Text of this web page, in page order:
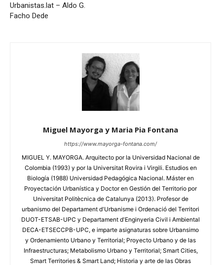
Urbanistas.lat – Aldo G.
Facho Dede
Miguel Mayorga y Maria Pia Fontana
https://www.mayorga-fontana.com/
MIGUEL Y. MAYORGA. Arquitecto por la Universidad Nacional de
Colombia (1993) y por la Universitat Rovira i Virgili. Estudios en
Biología (1988) Universidad Pedagógica Nacional. Máster en
Proyectación Urbanística y Doctor en Gestión del Territorio por
Universitat Politècnica de Catalunya (2013). Profesor de
urbanismo del Departament d'Urbanisme i Ordenació del Territori
DUOT-ETSAB-UPC y Departament d'Enginyeria Civil i Ambiental
DECA-ETSECCPB-UPC, e imparte asignaturas sobre Urbansimo
y Ordenamiento Urbano y Territorial; Proyecto Urbano y de las
Infraestructuras; Metabolismo Urbano y Territorial; Smart Cities,
Smart Territories & Smart Land; Historia y arte de las Obras